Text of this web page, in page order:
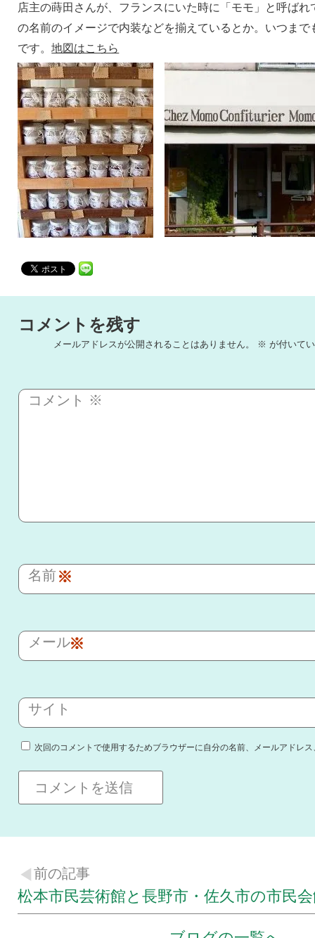
店主の蒔田さんが、フランスにいた時に「モモ」と呼ば
の名前のイメージで内装などを揃えているとか。いつまで
です。地図はこちら
コメントを残す
メールアドレスが公開されることはありません。 ※ が付いて
コメント ※
名前 ※
メール※
サイト
次回のコメントで使用するためブラウザーに自分の名前、メールアドレ
前の記事
松本市民芸術館と長野市・佐久市の市民